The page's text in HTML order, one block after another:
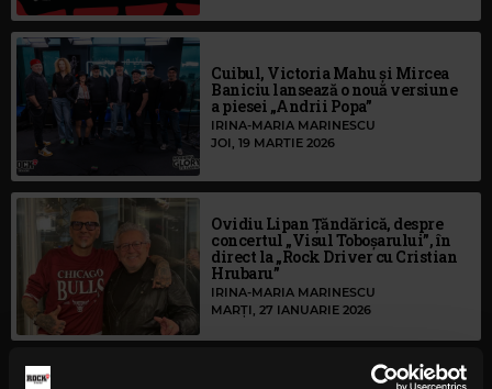
Cuibul, Victoria Mahu și Mircea
Baniciu lansează o nouă versiune
a piesei „Andrii Popa”
IRINA-MARIA MARINESCU
JOI, 19 MARTIE 2026
Ovidiu Lipan Țăndărică, despre
concertul „Visul Toboșarului”, în
direct la „Rock Driver cu Cristian
Hrubaru”
IRINA-MARIA MARINESCU
MARȚI, 27 IANUARIE 2026